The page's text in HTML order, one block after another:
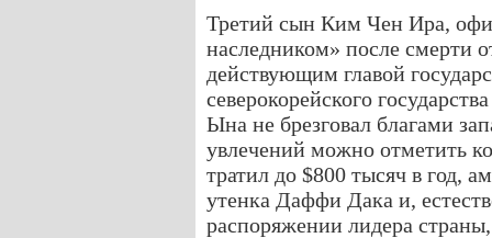
Третий сын Ким Чен Ира,
наследником» после смерти
действующим главой
северокорейского
Ына не брезговал благами
увлечений можно отметить
тратил до $800 тысяч в год,
утенка Даффи Дака и,
распоряжении лидера